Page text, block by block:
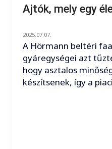
Ajtók, mely egy
2025.07.07.
A Hörmann beltéri
gyáregységei azt
hogy asztalos
készítsenek, így a